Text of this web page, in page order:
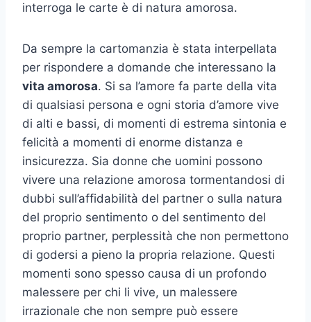
interroga le carte è di natura amorosa.
Da sempre la cartomanzia è stata interpellata
per rispondere a domande che interessano la
vita amorosa. Si sa l’amore fa parte della vita
di qualsiasi persona e ogni storia d’amore vive
di alti e bassi, di momenti di estrema sintonia e
felicità a momenti di enorme distanza e
insicurezza. Sia donne che uomini possono
vivere una relazione amorosa tormentandosi di
dubbi sull’affidabilità del partner o sulla natura
del proprio sentimento o del sentimento del
proprio partner, perplessità che non permettono
di godersi a pieno la propria relazione. Questi
momenti sono spesso causa di un profondo
malessere per chi li vive, un malessere
irrazionale che non sempre può essere